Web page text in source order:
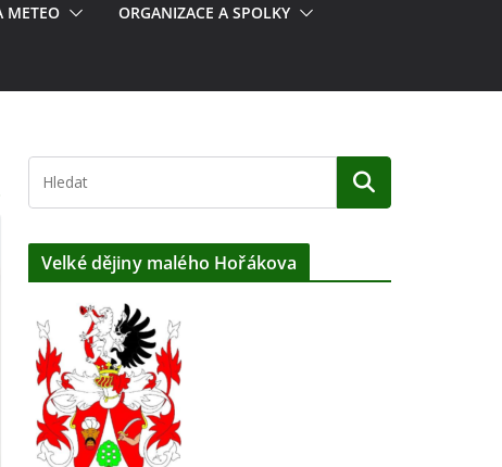
METEO ORGANIZACE A SPOLKY
Velké dějiny malého Hořákova